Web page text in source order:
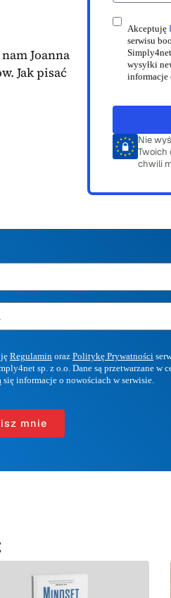
Joanna
Jak pisać
Akceptuję
serwisu
Simply4net
wysyłki
informacje
Nie
Twoich
chwili
Regulamin oraz Politykę Prywatności
sp. z o.o. Dane są przetwarzane w
się informacje o nowościach w serwisie.
mnie